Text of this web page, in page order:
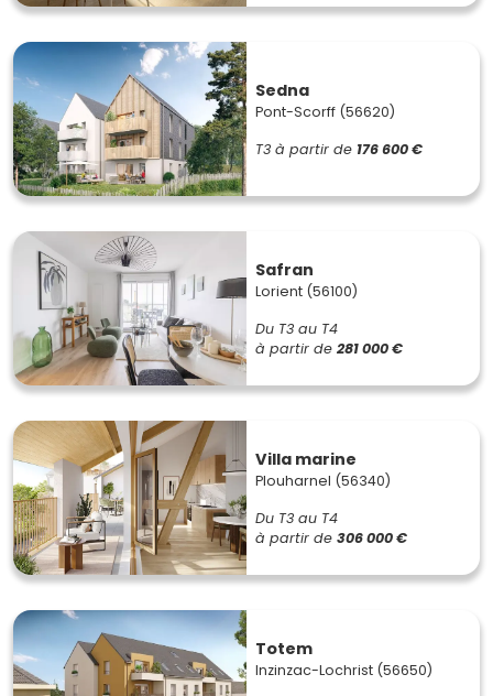
Sedna
Pont-Scorff (56620)
T3 à partir de 176 600 €
Safran
Lorient (56100)
Du T3 au T4
à partir de 281 000 €
Villa marine
Plouharnel (56340)
Du T3 au T4
à partir de 306 000 €
Totem
Inzinzac-Lochrist (56650)